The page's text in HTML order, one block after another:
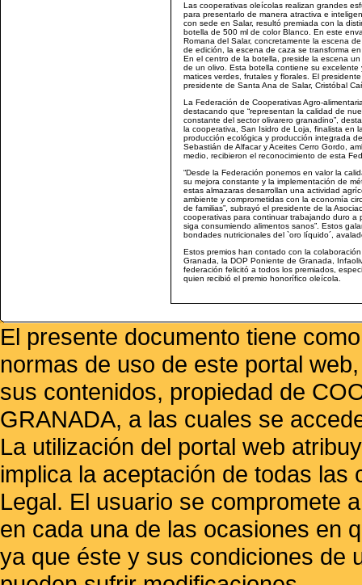
Las cooperativas oleícolas realizan grandes
para presentarlo de manera atractiva e
con sede en Salar, resultó premiada con la
botella de 500 ml de color Blanco. En este
Romana del Salar, concretamente la escena
de edición, la escena de caza se transforma
En el centro de la botella, preside la escena
de un olivo. Esta botella contiene su
matices verdes, frutales y florales. El
presidente de Santa Ana de Salar, Cristóbal
La Federación de Cooperativas Agro-
destacando que “representan la calidad de
constante del sector olivarero granadino”,
la cooperativa, San Isidro de Loja, finalista en
producción ecológica y producción integrada
Sebastián de Alfacar y Aceites Cerro Gordo,
medio, recibieron el reconocimiento de esta
“Desde la Federación ponemos en valor la
su mejora constante y la implementación de
estas almazaras desarrollan una actividad
ambiente y comprometidas con la economía
de familias”, subrayó el presidente de la
cooperativas para continuar trabajando duro
siga consumiendo alimentos sanos”. Estos
bondades nutricionales del `oro líquido´,
Estos premios han contado con la
Granada, la DOP Poniente de Granada,
federación felicitó a todos los premiados,
quien recibió el premio honorífico oleícola.
El presente documento tiene
normas de uso de este portal
sus contenidos, propiedad de
GRANADA, a las cuales se
La utilización del portal web
implica la aceptación de todas
Legal. El usuario se compromete
en cada una de las ocasiones en
ya que éste y sus condiciones de